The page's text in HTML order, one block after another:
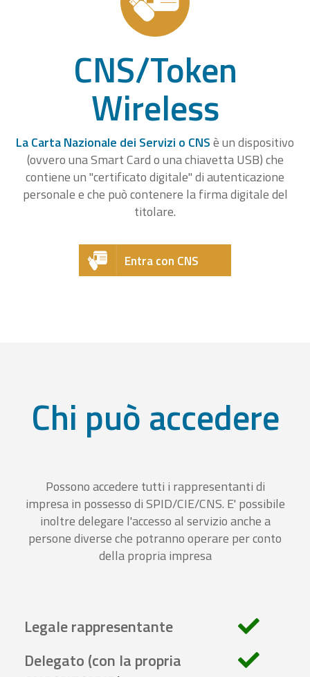
CNS/Token
Wireless
La Carta Nazionale dei Servizi o CNSè un dispositivo
(ovvero una Smart Card o una chiavetta USB) che
contiene un "certificato digitale" di autenticazione
personale e che può contenere la firma digitale del
titolare.
Entra con CNS
Chi può accedere
Possono accedere tutti i rappresentanti di
impresa in possesso di SPID/CIE/CNS. E' possibile
inoltre delegare l'accesso al servizio anche a
persone diverse che potranno operare per conto
della propria impresa
Legale rappresentante
Delegato (con la propria